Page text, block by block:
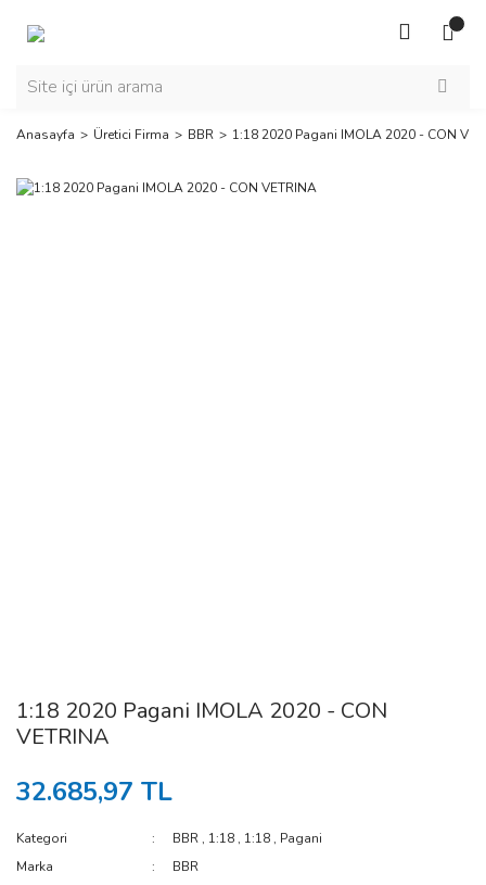
Anasayfa Üretici Firma BBR 1:18 2020 Pagani IMOLA 2020 - CON
1:18 2020 Pagani IMOLA 2020 - CON
VETRINA
32.685,97 TL
Kategori BBR , 1:18 , 1:18 , Pagani
Marka
BBR